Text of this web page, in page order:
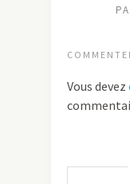
Vous devez